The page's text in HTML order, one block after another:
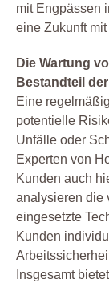
mit Engpässen
eine Zukunft
Die Wartung
Bestandteil
Eine
potentielle
Unfälle oder
Experten von
Kunden auch
analysieren die
eingesetzte
Kunden
Insgesamt